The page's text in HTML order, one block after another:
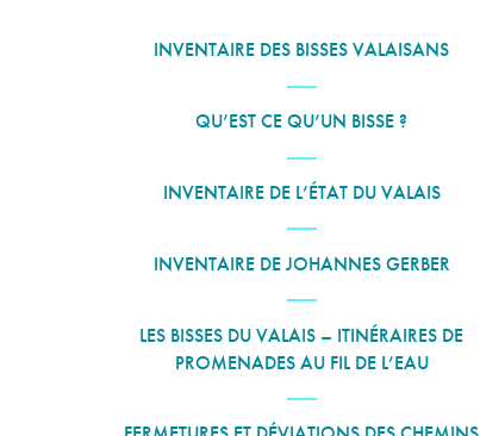
INVENTAIRE DES BISSES VALAISANS
QU’EST CE QU’UN BISSE ?
INVENTAIRE DE L’ÉTAT DU VALAIS
INVENTAIRE DE JOHANNES GERBER
LES BISSES DU VALAIS – ITINÉRAIRES DE
PROMENADES AU FIL DE L’EAU